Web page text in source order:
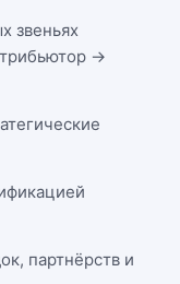
звеньях
→
партнёрств и